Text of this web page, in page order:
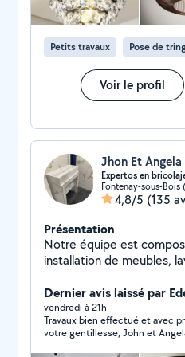
répondre à vos besoins
projets avec
compétitifs.
Petits travaux Pose de
Voir le profil
Jhon Et
Expertos en
Fontenay-sous-Bois
4,8/5 (135
Présentation
Notre équipe est
installation de meubles,
peinture, réparations à
maison. Nous sommes toujours attentifs aux détails
lors de chaque
le plaisir de vous assister.
Dernier avis laissé par
vendredi à 21h
Travaux bien effectué et avec
votre gentillesse, John et